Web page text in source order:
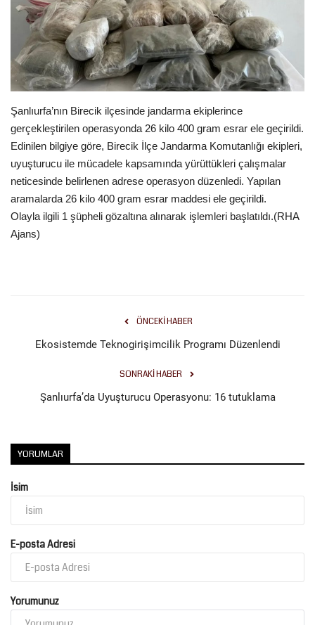
Gündem
Tekno Bilim
Ekonomi
Siyaset
Galeriler
Künye
Yaşam
Kültür Sanat
Şanlıurfa’nın Birecik ilçesinde jandarma ekiplerince
gerçekleştirilen operasyonda 26 kilo 400 gram esrar ele geçirildi.
Edinilen bilgiye göre, Birecik İlçe Jandarma Komutanlığı ekipleri,
uyuşturucu ile mücadele kapsamında yürüttükleri çalışmalar
neticesinde belirlenen adrese operasyon düzenledi. Yapılan
aramalarda 26 kilo 400 gram esrar maddesi ele geçirildi.
Olayla ilgili 1 şüpheli gözaltına alınarak işlemleri başlatıldı.(RHA
Ajans)
ÖNCEKI HABER
Ekosistemde Teknogirişimcilik Programı Düzenlendi
SONRAKI HABER
Şanlıurfa’da Uyuşturucu Operasyonu: 16 tutuklama
YORUMLAR
İsim
E-posta Adresi
Yorumunuz